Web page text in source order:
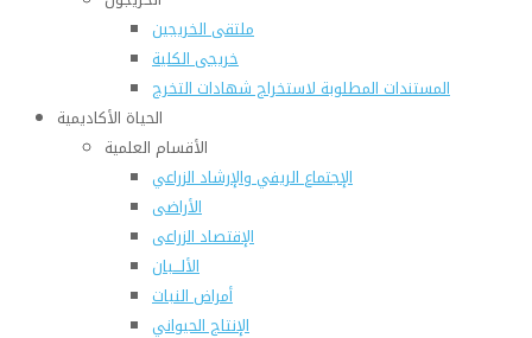
ملتقى الخريجين
خريجى الكلية
المستندات المطلوبة لاستخراج شهادات التخرج
الحياة الأكاديمية
الأقسام العلمية
الإجتماع الريفي والإرشاد الزراعي
الأراضى
الإقتصاد الزراعى
الألـــبان
أمراض النبات
الإنتاج الحيواني